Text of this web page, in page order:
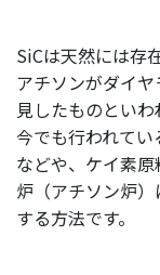
SiCは天然には存
アチソンがダイ
見したものといわ
今でも行われて
などや、ケイ素
炉（アチソン炉
する方法です。